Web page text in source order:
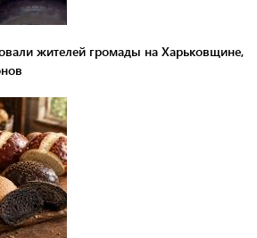
жителей громады на Харьковщине,